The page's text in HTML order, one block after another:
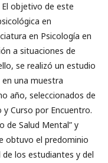
objetivo de este
en
en Psicología en
a situaciones de
se realizó un estudio
una muestra
año, seleccionados de
y Curso por Encuentro.
de Salud Mental” y
obtuvo el predominio
los estudiantes y del